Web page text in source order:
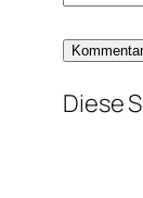
Diese